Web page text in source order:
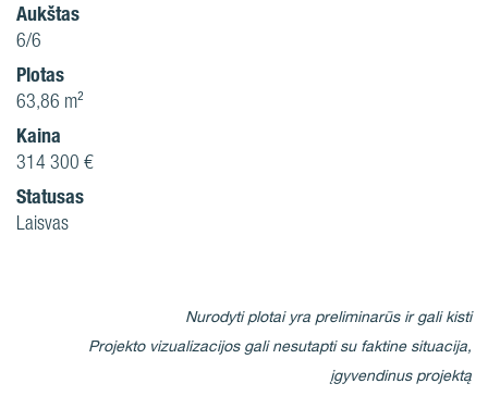
Aukštas
6/6
Plotas
63,86 m²
Kaina
314 300 €
Statusas
Laisvas
Nurodyti plotai yra preliminarūs ir gali kisti
Projekto vizualizacijos gali nesutapti su faktine situacija,
įgyvendinus projektą